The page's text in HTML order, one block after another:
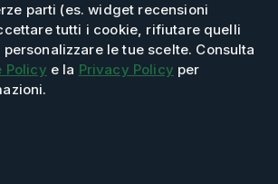
Prodotti
Magazzino
parti (es. widget recensioni
tutti i cookie, rifiutare quelli
le tue scelte. Consulta
Policy e la Privacy Policy per